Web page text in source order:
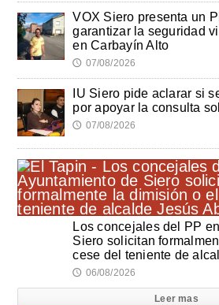
VOX Siero presenta un
garantizar la seguridad
en Carbayín Alto
🕔 07/08/2026
IU Siero pide aclarar si
por apoyar la consulta
🕔 07/08/2026
Los concejales del PP
Siero solicitan
cese del teniente de
🕔 06/08/2026
Leer mas